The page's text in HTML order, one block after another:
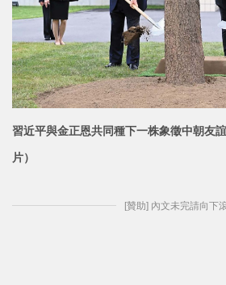
習近平與金正恩共同種下一株象徵中朝友
片）
[贊助] 內文未完請向下